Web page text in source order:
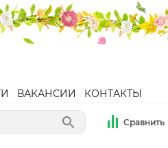
ВАКАНСИИ КОНТАКТЫ
Сравнить